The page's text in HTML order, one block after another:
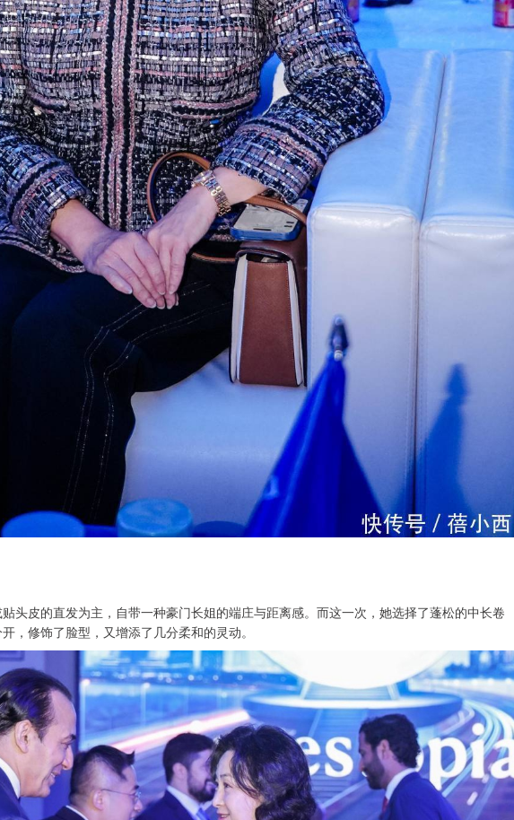
头皮的直发为主，自带一种豪门长姐的端庄与距离感。而这一次，她选择了蓬松的中长卷
，修饰了脸型，又增添了几分柔和的灵动。